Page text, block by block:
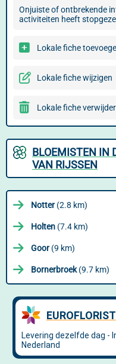
Onjuiste of ontbrekende
activiteiten heeft
Lokale fiche
Lokale fiche wijzigen
Lokale fiche
BLOEMISTEN IN
VAN RIJSSEN
Notter(2.8 km)
Holten (7.4 km)
Goor(9 km)
Bornerbroek(9.7 km)